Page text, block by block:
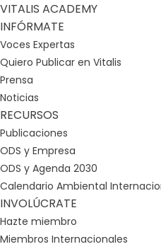
VITALIS ACADEMY
INFÓRMATE
Voces Expertas
Quiero Publicar en Vitalis
Prensa
Noticias
RECURSOS
Publicaciones
ODS y Empresa
ODS y Agenda 2030
Calendario Ambiental
INVOLÚCRATE
Hazte miembro
Miembros Internacionales